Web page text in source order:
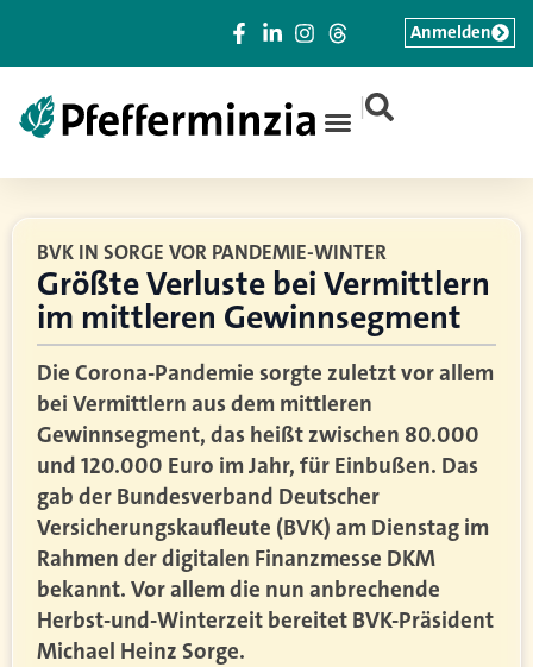
|
Anmelden
BVK IN SORGE VOR PANDEMIE-WINTER
Größte Verluste bei Vermittlern
im mittleren Gewinnsegment
Die Corona-Pandemie sorgte zuletzt vor allem
bei Vermittlern aus dem mittleren
Gewinnsegment, das heißt zwischen 80.000
und 120.000 Euro im Jahr, für Einbußen. Das
gab der Bundesverband Deutscher
Versicherungskaufleute (BVK) am Dienstag im
Rahmen der digitalen Finanzmesse DKM
bekannt. Vor allem die nun anbrechende
Herbst-und-Winterzeit bereitet BVK-Präsident
Michael Heinz Sorge.